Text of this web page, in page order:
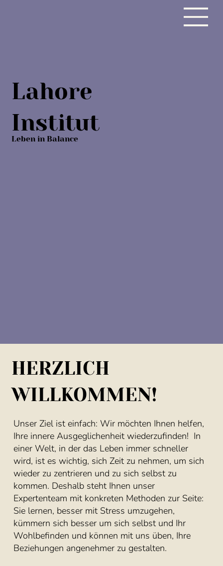
HERZLICH
WILLKOMMEN!
Unser Ziel ist einfach: Wir möchten Ihnen helfen,
Ihre innere Ausgeglichenheit wiederzufinden! In
einer Welt, in der das Leben immer schneller
wird, ist es wichtig, sich Zeit zu nehmen, um sich
wieder zu zentrieren und zu sich selbst zu
kommen. Deshalb steht Ihnen unser
Expertenteam mit konkreten Methoden zur Seite:
Sie lernen, besser mit Stress umzugehen,
kümmern sich besser um sich selbst und Ihr
Wohlbefinden und können mit uns üben, Ihre
Beziehungen angenehmer zu gestalten.
Lahore
Institut
Leben in Balance